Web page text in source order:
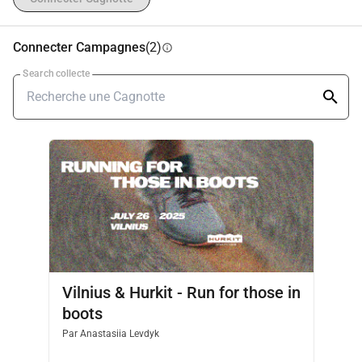
Ce n'est pas une course — c'est un
🙌
Connecter Campagnes(2)info
Search collecte
Vilnius & Hurkit - Run for those in
boots
ParAnastasiia Levdyk